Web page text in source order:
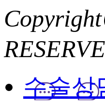
수술상